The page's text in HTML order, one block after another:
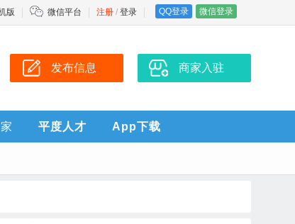
注册 / 登录 QQ登录 微信登录
版 微信平台
发布信息 商家入驻
平度人才 App下载